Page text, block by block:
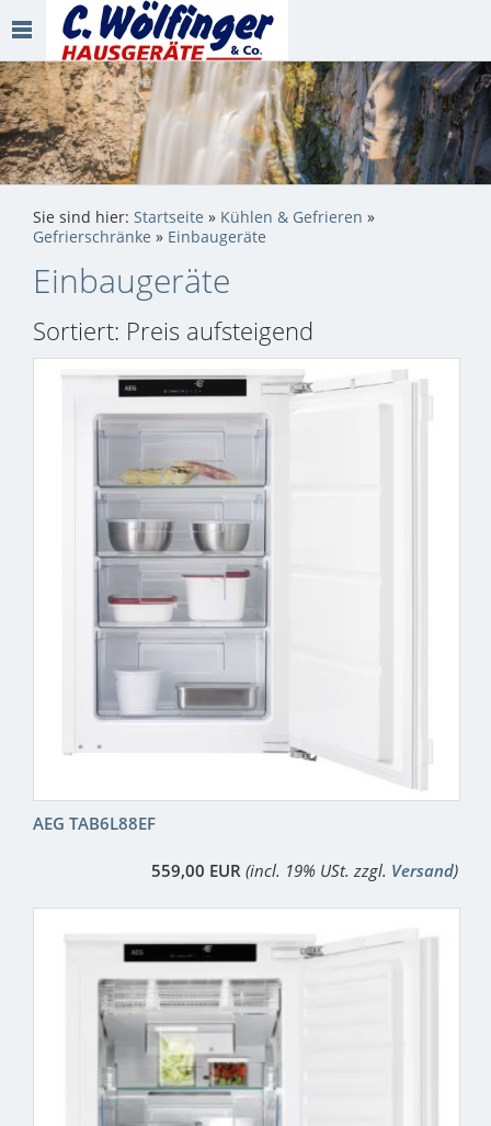
Sie sind hier: Startseite » Kühlen & Gefrieren »
Gefrierschränke » Einbaugeräte
Einbaugeräte
Sortiert: Preis aufsteigend
AEG TAB6L88EF
559,00 EUR (incl. 19% USt. zzgl. Versand)